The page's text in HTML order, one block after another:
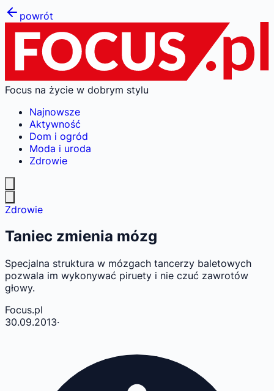
powrót
Focus na życie w dobrym stylu
Najnowsze
Aktywność
Dom i ogród
Moda i uroda
Zdrowie
Zdrowie
Taniec zmienia mózg
Specjalna struktura w mózgach tancerzy baletowych
pozwala im wykonywać piruety i nie czuć zawrotów
głowy.
Focus.pl
30.09.2013·